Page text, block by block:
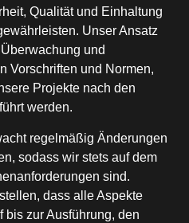
Qualität und Einhaltung
Unser Ansatz
und
Vorschriften und Normen,
Projekte nach den
werden.
regelmäßig Änderungen
sodass wir stets auf dem
sind.
dass alle Aspekte
bis zur Ausführung, den